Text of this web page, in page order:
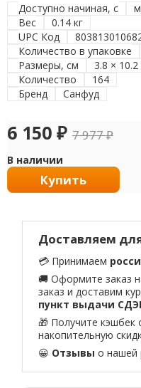
Доступно начиная, с
Вес
0.14 кг
UPC Код
Количество в упаковке
Размеры, см
3.8 × 10.2
Количество
164
Бренд
Санфуд
6 150 ₽ 7 977₽
В наличии
Купить
Доставляем
💳 Принимаем
🚚 Оформите заказ
заказ и доставим
пункт выдачи
🎁 Получите кэшбек
накопительную
😀 Отзывы о нашей